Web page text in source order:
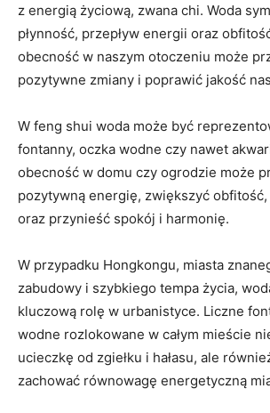
z energią życiową, zwana chi. Woda
płynność, przepływ energii oraz
⁣obecność w naszym otoczeniu ‍może
pozytywne zmiany i poprawić jakość
W feng⁣ shui woda może być
fontanny, oczka wodne czy nawet
obecność​ w domu czy ogrodzie może
‍pozytywną energię, zwiększyć⁤
oraz przynieść⁤ spokój i harmonię.
W przypadku Hongkongu,‌ miasta
zabudowy i szybkiego tempa życia,
kluczową rolę w urbanistyce. Liczne
wodne rozlokowane⁣ w całym mieście
ucieczkę od ⁤zgiełku i hałasu, ale
zachować równowagę energetyczną